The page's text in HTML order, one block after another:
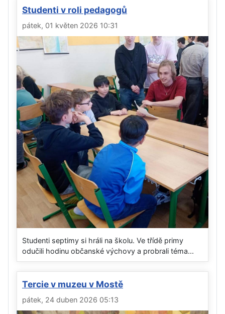
Studenti v roli pedagogů
pátek, 01 květen 2026 10:31
Studenti septimy si hráli na školu. Ve třídě primy
odučili hodinu občanské výchovy a probrali téma...
Tercie v muzeu v Mostě
pátek, 24 duben 2026 05:13